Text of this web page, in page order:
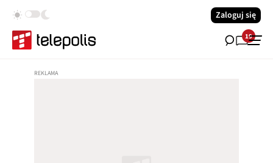
Zaloguj się
19